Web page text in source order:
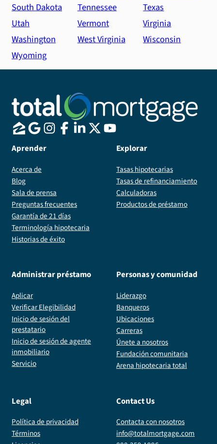
South Dakota
Tennessee
Texas
Utah
Vermont
Virginia
Washington
West Virginia
Wisconsin
Wyoming
Aprender
Acerca de
Blog
Sala de prensa
Preguntas frecuentes
Garantía de 21 días
Terminología hipotecaria
Historias de éxito
Explorar
Tasas hipotecarias
Tasas de refinanciamiento
Calculadoras
Productos de préstamo
Administrar préstamo
Aplicar
Verificar Elegibilidad
Inicio de sesión del
prestatario
Inicio de sesión de agente
inmobiliario
Servicio
Personas y comunidad
Liderazgo
Banqueros
Ubicaciones
Carreras
Únete a nosotros
Fundación comunitaria
Arena hipotecaria total
Legal
Política de privacidad
Términos
Contact Us
Contacta con nosotros
info@totalmortgage.com